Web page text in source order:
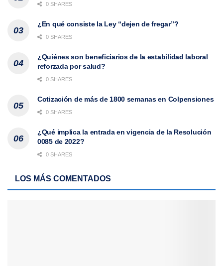
0 SHARES
¿En qué consiste la Ley “dejen de fregar”?
0 SHARES
¿Quiénes son beneficiarios de la estabilidad laboral
reforzada por salud?
0 SHARES
Cotización de más de 1800 semanas en Colpensiones
0 SHARES
¿Qué implica la entrada en vigencia de la Resolución
0085 de 2022?
0 SHARES
LOS MÁS COMENTADOS